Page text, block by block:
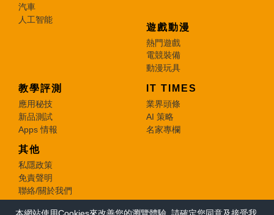
汽車
人工智能
遊戲動漫
熱門遊戲
電競裝備
動漫玩具
教學評測
應用秘技
新品測試
Apps 情報
IT TIMES
業界頭條
AI 策略
名家專欄
其他
私隱政策
免責聲明
聯絡/關於我們